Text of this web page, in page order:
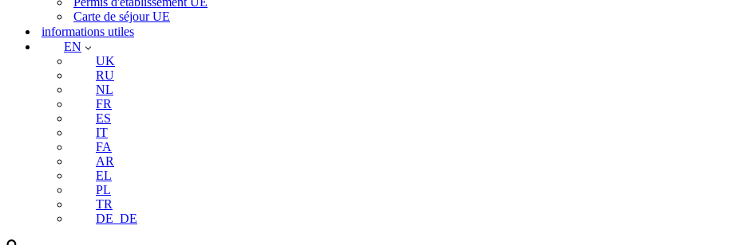
Carte de séjour UE
informations utiles
EN
UK
RU
NL
FR
ES
IT
FA
AR
EL
PL
TR
DE_DE